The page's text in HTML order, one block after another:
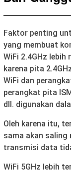
Faktor penting
yang membuat
WiFi 2.4GHz
karena pita
WiFi dan
perangkat pita
dll. digunakan
Oleh karena itu,
sama akan saling
transmisi data
WiFi 5GHz lebih